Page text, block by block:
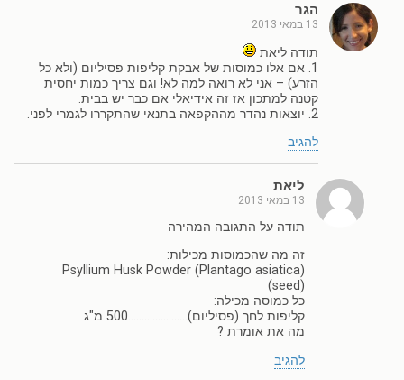
הגר
13 במאי 2013
תודה ליאת
1. אם אלו כמוסות של אבקת קליפות פסיליום (ולא כל
הזרע) – אני לא רואה למה לא! וגם צריך כמות יחסית
קטנה למתכון אז זה אידיאלי אם כבר יש בבית.
2. יוצאות נהדר מההקפאה בתנאי שהתקררו לגמרי לפני.
להגיב
ליאת
13 במאי 2013
תודה על התגובה המהירה
זה מה שהכמוסות מכילות:
Psyllium Husk Powder (Plantago asiatica)
(seed)
כל כמוסה מכילה:
קליפות לחך (פסיליום)………………….500 מ"ג
מה את אומרת ?
להגיב